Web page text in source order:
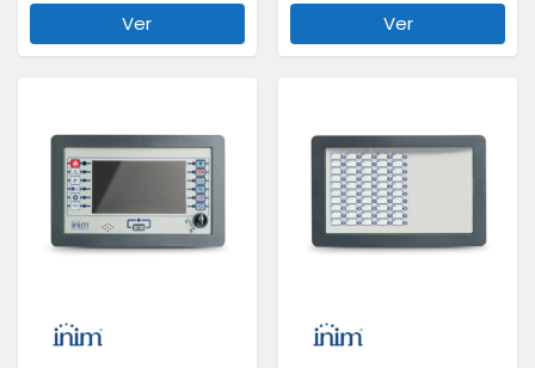
Ver
Ver